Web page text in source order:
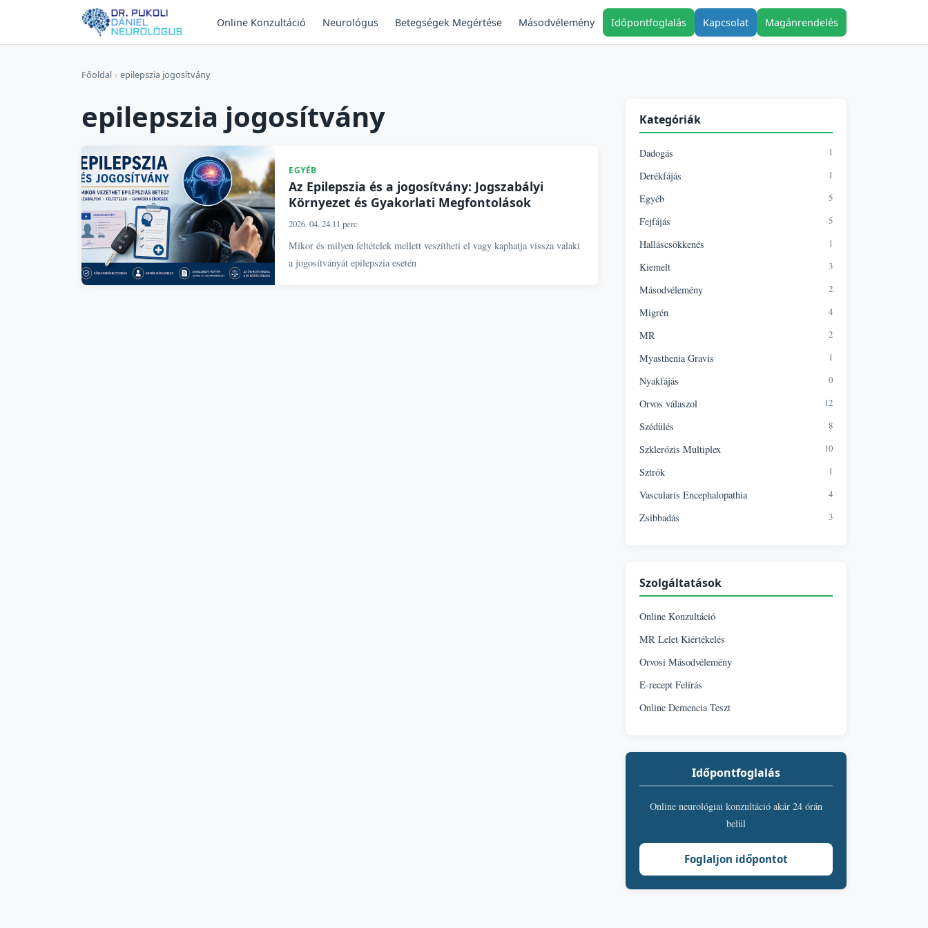
Online Konzultáció Neurológus Betegségek Megértése Másodvélemény Időpontfoglalás Kapcsolat Magánrendelés
Főoldal › epilepszia jogosítvány
epilepszia jogosítvány
EGYÉB
Az Epilepszia és a jogosítvány: Jogszabályi
Környezet és Gyakorlati Megfontolások
2026. 04. 24.11 perc
Mikor és milyen feltételek mellett veszítheti el vagy kaphatja vissza valaki
a jogosítványát epilepszia esetén
Kategóriák
Dadogás 1
Derékfájás 1
Egyéb 5
Fejfájás 5
Halláscsökkenés 1
Kiemelt 3
Másodvélemény 2
Migrén 4
MR 2
Myasthenia Gravis 1
Nyakfájás 0
Orvos válaszol 12
Szédülés 8
Szklerózis Multiplex 10
Sztrók 1
Vascularis Encephalopathia 4
Zsibbadás 3
Szolgáltatások
Online Konzultáció
MR Lelet Kiértékelés
Orvosi Másodvélemény
E-recept Felírás
Online Demencia Teszt
Időpontfoglalás
Online neurológiai konzultáció akár 24 órán
belül
Foglaljon időpontot